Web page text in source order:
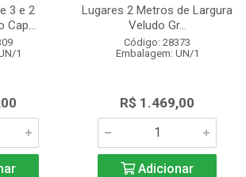
3 e 2
Cap...
1
Lugares 2 Metros de Largura
Veludo Gr...
Código: 28373
Embalagem: UN/1
R$ 1.469,00
Adicionar